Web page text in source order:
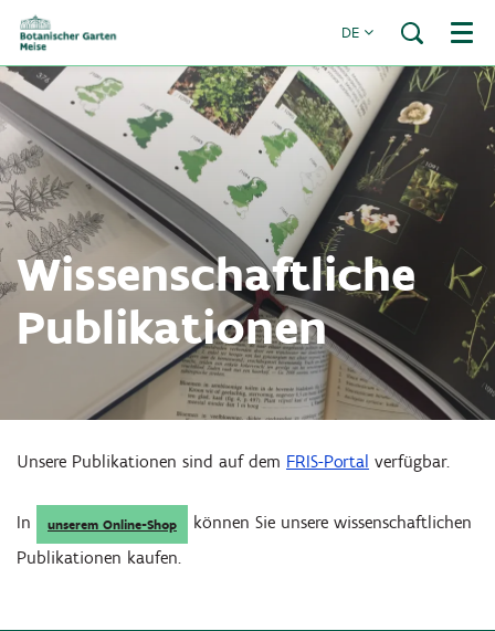
DE Menü
Wissenschaftliche
Publikationen
Unsere Publikationen sind auf dem FRIS-Portal verfügbar.
In unserem Online-Shop
können Sie unsere wissenschaftlichen
Publikationen kaufen.